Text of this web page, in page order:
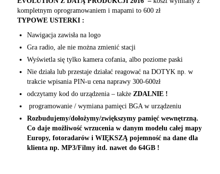
kompletnym oprogramowaniem i mapami to 600 zł
TYPOWE USTERKI :
Nawigacja zawisła na logo
Gra radio, ale nie można zmienić stacji
Wyświetla się tylko kamera cofania, albo poziome paski
Nie działa lub przestaje działać reagować na DOTYK np. w
trakcie wpisania PIN-u cena naprawy 300-600zł
odczytamy kod do urządzenia – także ZDALNIE !
programowanie / wymiana pamięci BGA w urządzeniu
Rozbudujemy/dołożymy/zwiększymy pamięć wewnętrzną.
Co daje możliwość wrzucenia w danym modelu całej mapy
Europy, fotoradarów i WIĘKSZĄ pojemność na dane dla
klienta np. MP3/Filmy itd. nawet do 64GB !